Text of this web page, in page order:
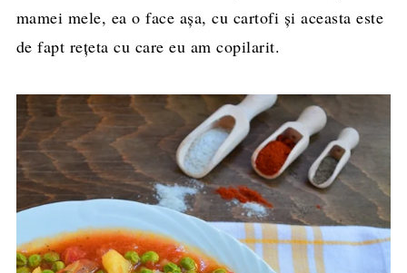
mamei mele, ea o face aşa, cu cartofi și aceasta este
de fapt rețeta cu care eu am copilarit.